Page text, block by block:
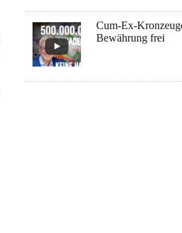
Cum-Ex-
Bewährung frei